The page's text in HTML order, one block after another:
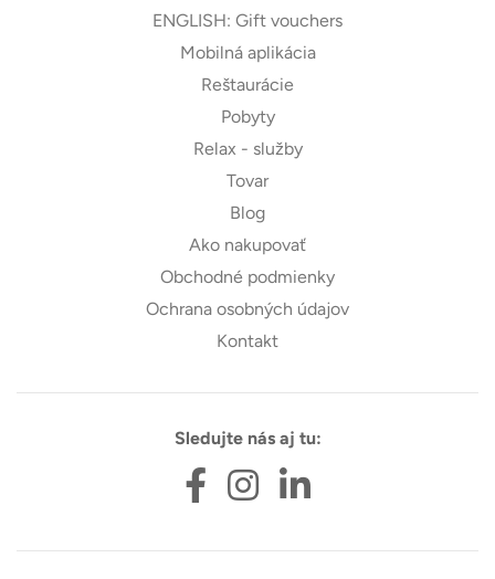
ENGLISH: Gift vouchers
Mobilná aplikácia
Reštaurácie
Pobyty
Relax - služby
Tovar
Blog
Ako nakupovať
Obchodné podmienky
Ochrana osobných údajov
Kontakt
Sledujte nás aj tu: